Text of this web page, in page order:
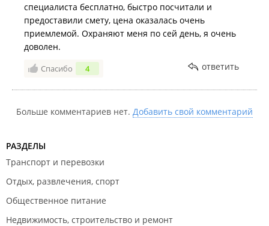
специалиста бесплатно, быстро посчитали и
предоставили смету, цена оказалась очень
приемлемой. Охраняют меня по сей день, я очень
доволен.
Спасибо 4 ответить
Больше комментариев нет. Добавить свой комментарий
РАЗДЕЛЫ
Транспорт и перевозки
Отдых, развлечения, спорт
Общественное питание
Недвижимость, строительство и ремонт